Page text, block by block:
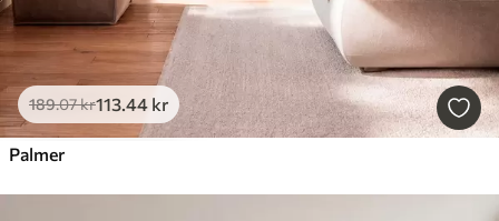
189.07kr113.44 kr
Palmer